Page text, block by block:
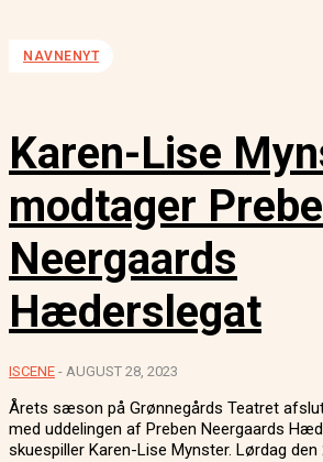
NAVNENYT
Karen-Lise
modtager
Neergaards
Hæderslegat
ISCENE - AUGUST 28, 2023
Årets sæson på Grønnegårds Teatret
med uddelingen af Preben Neergaards
skuespiller Karen-Lise